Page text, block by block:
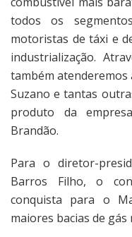
todos os
motoristas de táxi e
industrialização.
também atenderemos
Suzano e tantas
produto da
Brandão.
Para o diretor-
Barros Filho, o
conquista para o
maiores bacias de